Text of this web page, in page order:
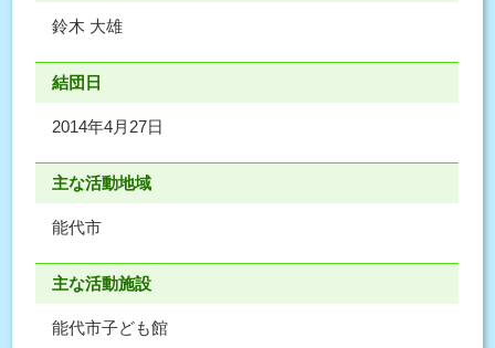
鈴木 大雄
結団日
2014年4月27日
主な活動地域
能代市
主な活動施設
能代市子ども館